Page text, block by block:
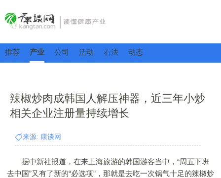
推荐 产业 公司 活动 看法 动态
辣椒炒肉成韩国人解压神器，近三年小炒
相关企业注册量持续增长
来源: 康谈网
据中新社报道，在来上海旅游的韩国游客当中，“周五下班
去中国”又有了新的“必选项”，那就是去吃一次锅气十足的辣椒炒